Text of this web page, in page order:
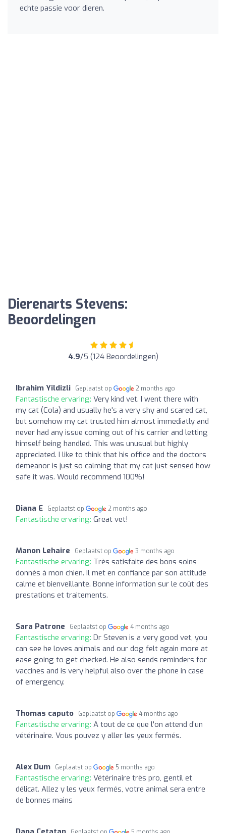
echte passie voor dieren.
Dierenarts Stevens:
Beoordelingen
4.9/5 (124 Beoordelingen)
Ibrahim Yildizli Geplaatst op 2 months ago
Fantastische ervaring: Very kind vet. I went there with
my cat (Cola) and usually he's a very shy and scared cat,
but somehow my cat trusted him almost immediatly and
never had any issue coming out of his carrier and letting
himself being handled. This was unusual but highly
appreciated. I like to think that his office and the doctors
demeanor is just so calming that my cat just sensed how
safe it was. Would recommend 100%!
Diana E Geplaatst op 2 months ago
Fantastische ervaring: Great vet!
Manon Lehaire Geplaatst op 3 months ago
Fantastische ervaring: Très satisfaite des bons soins
donnés à mon chien. Il met en confiance par son attitude
calme et bienveillante. Bonne information sur le coût des
prestations et traitements.
Sara Patrone Geplaatst op 4 months ago
Fantastische ervaring: Dr Steven is a very good vet, you
can see he loves animals and our dog felt again more at
ease going to get checked. He also sends reminders for
vaccines and is very helpful also over the phone in case
of emergency.
Thomas caputo Geplaatst op 4 months ago
Fantastische ervaring: A tout de ce que l'on attend d’un
vétérinaire. Vous pouvez y aller les yeux fermés.
Alex Dum Geplaatst op 5 months ago
Fantastische ervaring: Vétérinaire très pro, gentil et
délicat. Allez y les yeux fermés, votre animal sera entre
de bonnes mains